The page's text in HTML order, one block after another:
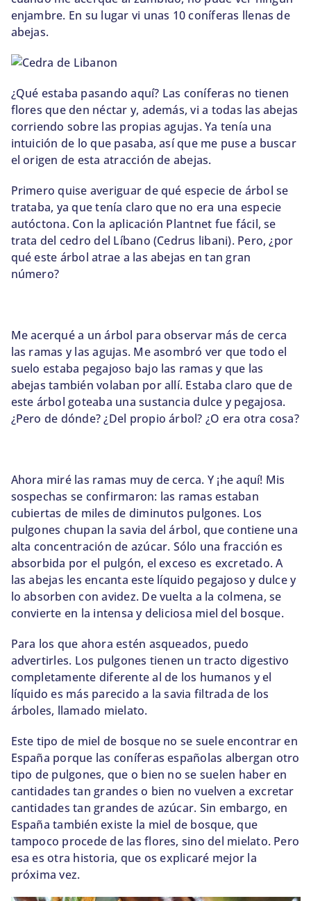
enjambre. En su lugar vi unas 10 coníferas llenas de
abejas.
¿Qué estaba pasando aquí? Las coníferas no tienen
flores que den néctar y, además, vi a todas las abejas
corriendo sobre las propias agujas. Ya tenía una
intuición de lo que pasaba, así que me puse a buscar
el origen de esta atracción de abejas.
Primero quise averiguar de qué especie de árbol se
trataba, ya que tenía claro que no era una especie
autóctona. Con la aplicación Plantnet fue fácil, se
trata del cedro del Líbano (Cedrus libani). Pero, ¿por
qué este árbol atrae a las abejas en tan gran
número?
Me acerqué a un árbol para observar más de cerca
las ramas y las agujas. Me asombró ver que todo el
suelo estaba pegajoso bajo las ramas y que las
abejas también volaban por allí. Estaba claro que de
este árbol goteaba una sustancia dulce y pegajosa.
¿Pero de dónde? ¿Del propio árbol? ¿O era otra cosa?
Ahora miré las ramas muy de cerca. Y ¡he aquí! Mis
sospechas se confirmaron: las ramas estaban
cubiertas de miles de diminutos pulgones. Los
pulgones chupan la savia del árbol, que contiene una
alta concentración de azúcar. Sólo una fracción es
absorbida por el pulgón, el exceso es excretado. A
las abejas les encanta este líquido pegajoso y dulce y
lo absorben con avidez. De vuelta a la colmena, se
convierte en la intensa y deliciosa miel del bosque.
Para los que ahora estén asqueados, puedo
advertirles. Los pulgones tienen un tracto digestivo
completamente diferente al de los humanos y el
líquido es más parecido a la savia filtrada de los
árboles, llamado mielato.
Este tipo de miel de bosque no se suele encontrar en
España porque las coníferas españolas albergan otro
tipo de pulgones, que o bien no se suelen haber en
cantidades tan grandes o bien no vuelven a excretar
cantidades tan grandes de azúcar. Sin embargo, en
España también existe la miel de bosque, que
tampoco procede de las flores, sino del mielato. Pero
esa es otra historia, que os explicaré mejor la
próxima vez.